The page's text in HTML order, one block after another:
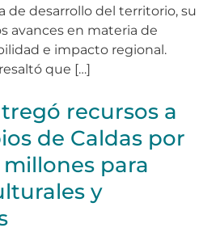
de desarrollo del territorio, su
avances en materia de
e impacto regional.
que […]
recursos a
de Caldas por
millones para
y